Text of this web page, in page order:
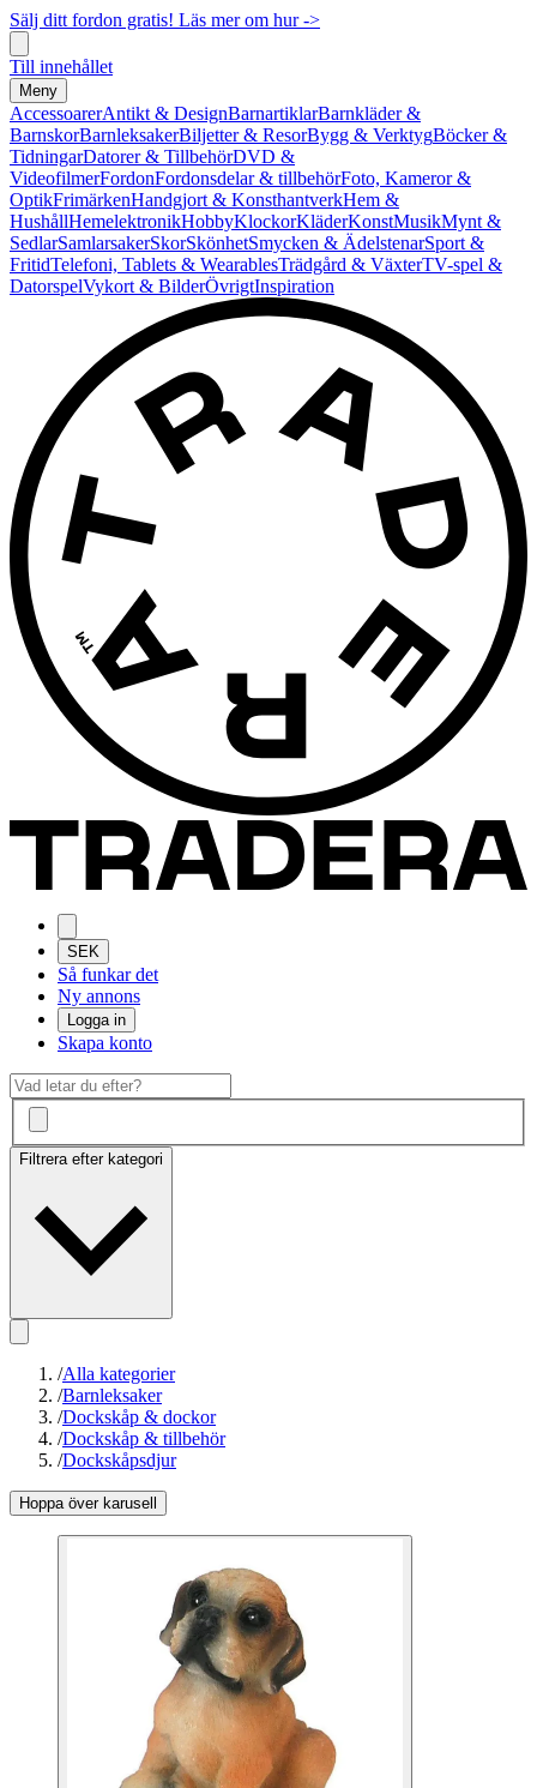
Sälj ditt fordon gratis! Läs mer om hur ->
Till innehållet
Meny
AccessoarerAntikt & DesignBarnartiklarBarnkläder &
BarnskorBarnleksakerBiljetter & ResorBygg & VerktygBöcker &
TidningarDatorer & TillbehörDVD &
VideofilmerFordonFordonsdelar & tillbehörFoto, Kameror &
OptikFrimärkenHandgjort & KonsthantverkHem &
HushållHemelektronikHobbyKlockorKläderKonstMusikMynt &
SedlarSamlarsakerSkorSkönhetSmycken & ÄdelstenarSport &
FritidTelefoni, Tablets & WearablesTrädgård & VäxterTV-spel &
DatorspelVykort & BilderÖvrigtInspiration
SEK
Så funkar det
Ny annons
Logga in
Skapa konto
Filtrera efter kategori
/Alla kategorier
/Barnleksaker
/Dockskåp & dockor
/Dockskåp & tillbehör
/Dockskåpsdjur
Hoppa över karusell